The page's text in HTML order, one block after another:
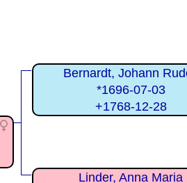
Bernardt, Johann
*1696-07-03
+1768-12-28
Linder, Anna Maria